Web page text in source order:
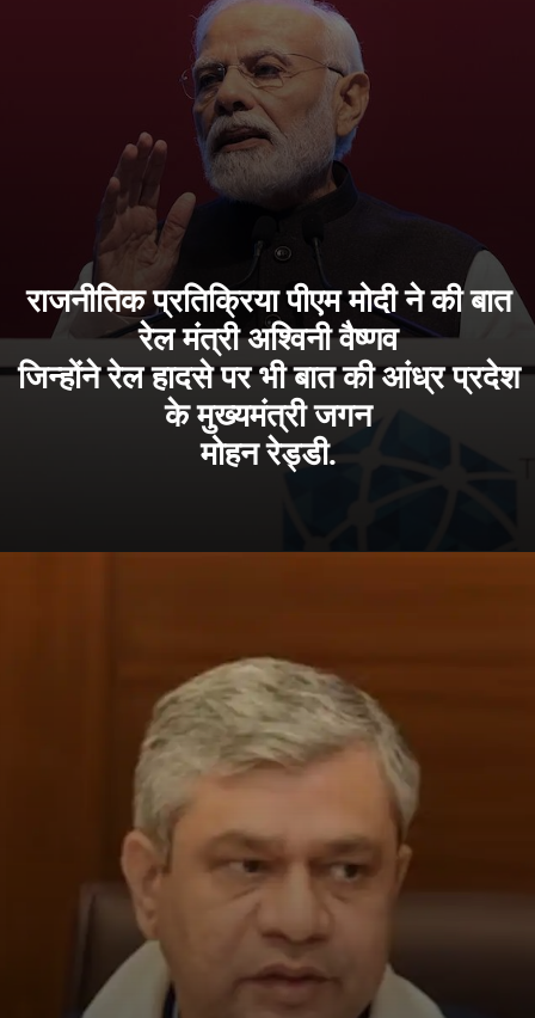
राजनीतिक प्रतिक्रिया पीएम मोदी ने की बात
रेल मंत्री अश्विनी वैष्णव
जिन्होंने रेल हादसे पर भी बात की आंध्र प्रदेश
के मुख्यमंत्री जगन
मोहन रेड्डी.